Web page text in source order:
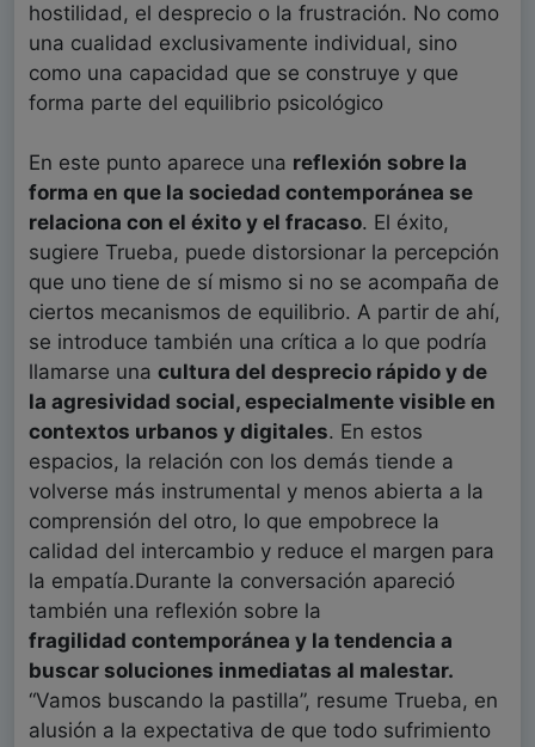
hostilidad, el desprecio o la frustración. No como
una cualidad exclusivamente individual, sino
como una capacidad que se construye y que
forma parte del equilibrio psicológico
En este punto aparece una reflexión sobre la
forma en que la sociedad contemporánea se
relaciona con el éxito y el fracaso. El éxito,
sugiere Trueba, puede distorsionar la percepción
que uno tiene de sí mismo si no se acompaña de
ciertos mecanismos de equilibrio. A partir de ahí,
se introduce también una crítica a lo que podría
llamarse una cultura del desprecio rápido y de
la agresividad social, especialmente visible en
contextos urbanos y digitales. En estos
espacios, la relación con los demás tiende a
volverse más instrumental y menos abierta a la
comprensión del otro, lo que empobrece la
calidad del intercambio y reduce el margen para
la empatía.Durante la conversación apareció
también una reflexión sobre la
fragilidad contemporánea y la tendencia a
buscar soluciones inmediatas al malestar.
“Vamos buscando la pastilla”, resume Trueba, en
alusión a la expectativa de que todo sufrimiento